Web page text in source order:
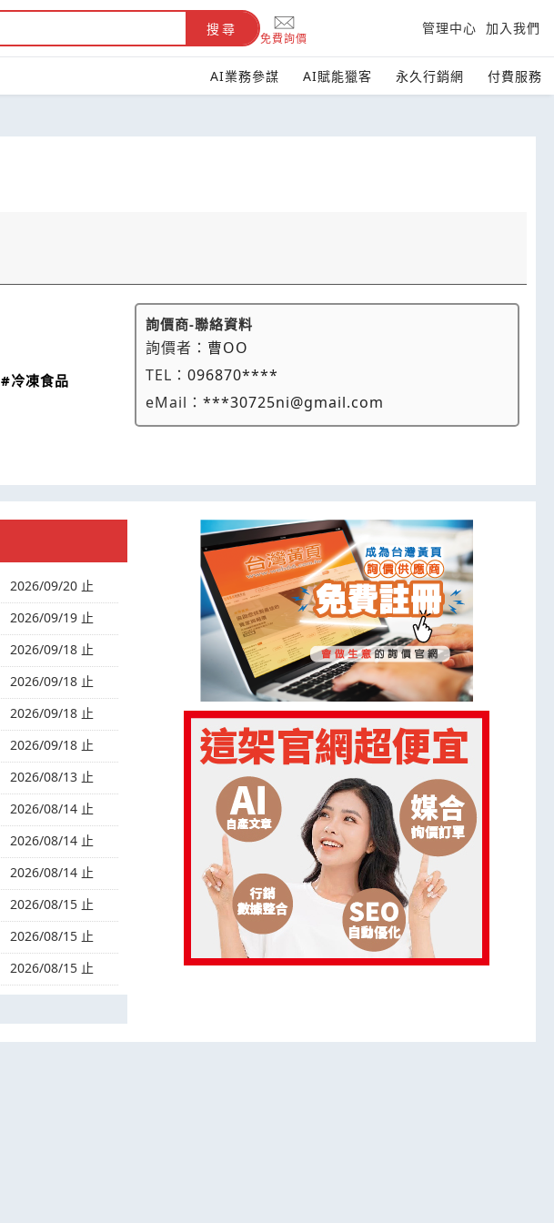
搜尋
免費詢價
管理中心 加入我們
AI業務參謀 AI賦能獵客 永久行銷網 付費服務
#冷凍食品
詢價商-聯絡資料
詢價者： 曹OO
TEL：096870****
eMail：***30725ni@gmail.com
2026/09/20 止
2026/09/19 止
2026/09/18 止
2026/09/18 止
2026/09/18 止
2026/09/18 止
2026/08/13 止
2026/08/14 止
2026/08/14 止
2026/08/14 止
2026/08/15 止
2026/08/15 止
2026/08/15 止